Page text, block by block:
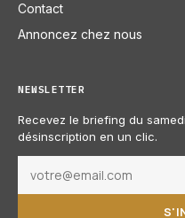
Contact
Annoncez chez nous
NEWSLETTER
Recevez le briefing du
désinscription en un clic.